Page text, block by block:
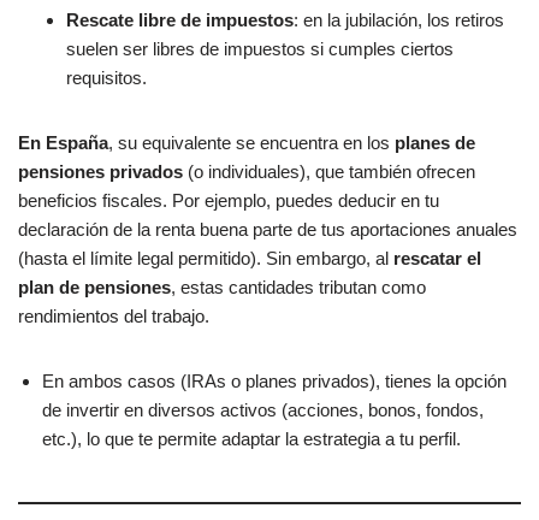
Rescate libre de impuestos: en la jubilación, los retiros
suelen ser libres de impuestos si cumples ciertos
requisitos.
En España, su equivalente se encuentra en los planes de
pensiones privados (o individuales), que también ofrecen
beneficios fiscales. Por ejemplo, puedes deducir en tu
declaración de la renta buena parte de tus aportaciones anuales
(hasta el límite legal permitido). Sin embargo, al rescatar el
plan de pensiones, estas cantidades tributan como
rendimientos del trabajo.
En ambos casos (IRAs o planes privados), tienes la opción
de invertir en diversos activos (acciones, bonos, fondos,
etc.), lo que te permite adaptar la estrategia a tu perfil.